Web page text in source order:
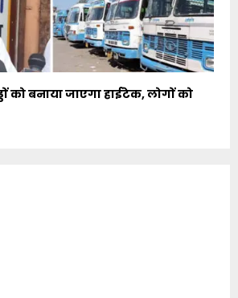
को बनाया जाएगा हाईटेक, लोगों को